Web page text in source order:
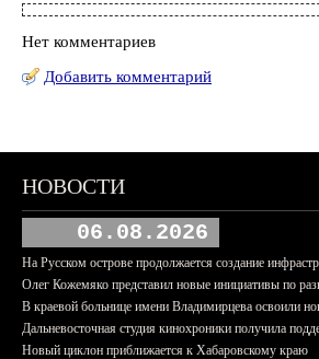
Нет комментариев
Добавить комментарий
НОВОСТИ
06.08.2026
На Русском острове продолжается создание
Олег Кожемяко представил новые инициативы по
В краевой больнице имени Владимирцева освоили
Дальневосточная студия кинохроники получила
Новый циклон приближается к Хабаровскому краю